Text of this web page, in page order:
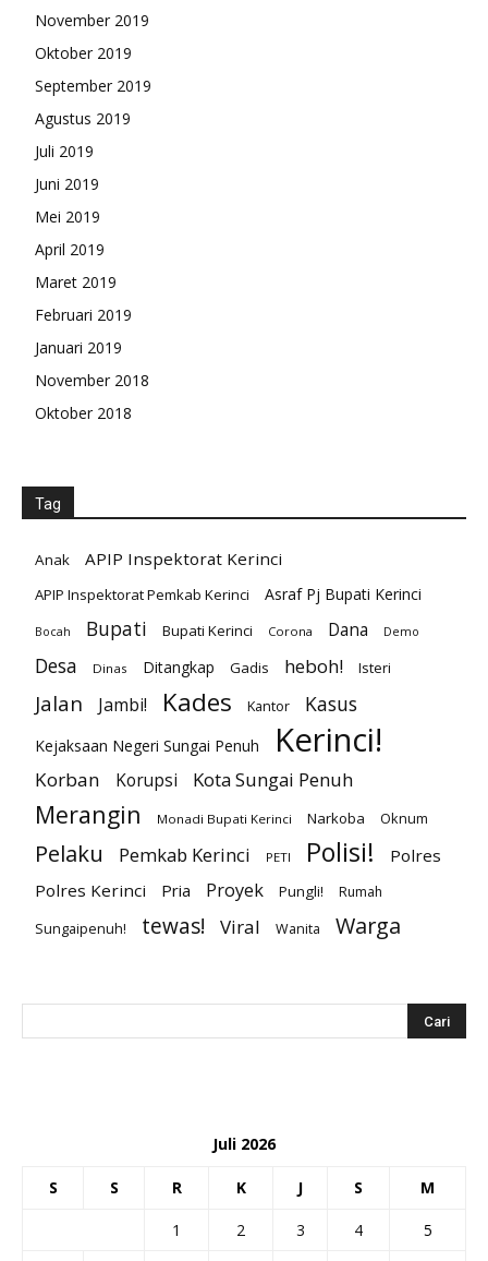
November 2019
Oktober 2019
September 2019
Agustus 2019
Juli 2019
Juni 2019
Mei 2019
April 2019
Maret 2019
Februari 2019
Januari 2019
November 2018
Oktober 2018
Tag
Anak APIP Inspektorat Kerinci
APIP Inspektorat Pemkab Kerinci Asraf Pj Bupati Kerinci
Bocah Bupati Bupati Kerinci Corona Dana Demo
Desa Dinas Ditangkap Gadis heboh! Isteri
Jalan Jambi! Kades Kantor Kasus
Kejaksaan Negeri Sungai Penuh Kerinci!
Korban Korupsi Kota Sungai Penuh
Merangin Monadi Bupati Kerinci Narkoba Oknum
Pelaku Pemkab Kerinci PETI Polisi!
Polres
Polres Kerinci
Pria Proyek Pungli! Rumah
Sungaipenuh! tewas! Viral Wanita Warga
Juli 2026
S S R K J S M
1 2 3 4
5